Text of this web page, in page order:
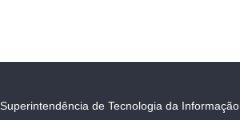
Superintendência de Tecnologia da Informação